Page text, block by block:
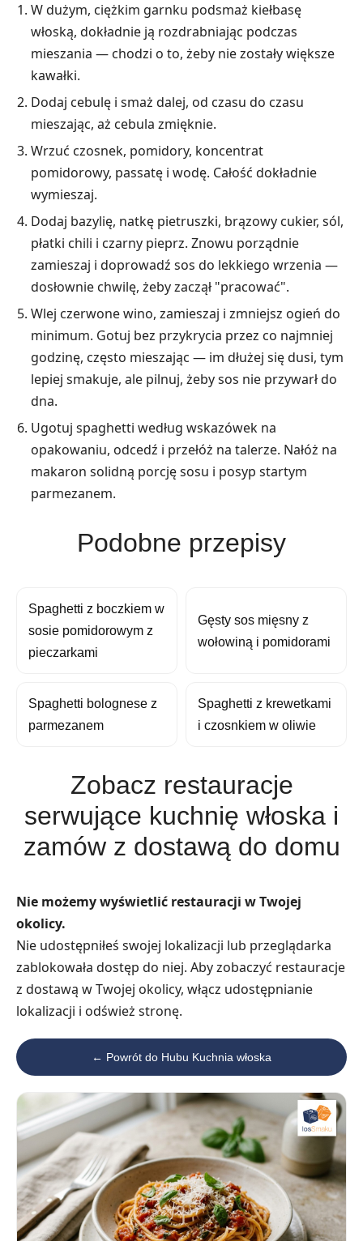
W dużym, ciężkim garnku podsmaż kiełbasę
włoską, dokładnie ją rozdrabniając podczas
mieszania — chodzi o to, żeby nie zostały większe
kawałki.
Dodaj cebulę i smaż dalej, od czasu do czasu
mieszając, aż cebula zmięknie.
Wrzuć czosnek, pomidory, koncentrat
pomidorowy, passatę i wodę. Całość dokładnie
wymieszaj.
Dodaj bazylię, natkę pietruszki, brązowy cukier, sól,
płatki chili i czarny pieprz. Znowu porządnie
zamieszaj i doprowadź sos do lekkiego wrzenia —
dosłownie chwilę, żeby zaczął "pracować".
Wlej czerwone wino, zamieszaj i zmniejsz ogień do
minimum. Gotuj bez przykrycia przez co najmniej
godzinę, często mieszając — im dłużej się dusi, tym
lepiej smakuje, ale pilnuj, żeby sos nie przywarł do
dna.
Ugotuj spaghetti według wskazówek na
opakowaniu, odcedź i przełóż na talerze. Nałóż na
makaron solidną porcję sosu i posyp startym
parmezanem.
Podobne przepisy
Spaghetti z boczkiem w
sosie pomidorowym z
pieczarkami
Gęsty sos mięsny z
wołowiną i pomidorami
Spaghetti bolognese z
parmezanem
Spaghetti z krewetkami
i czosnkiem w oliwie
Zobacz restauracje
serwujące kuchnię włoska i
zamów z dostawą do domu
Nie możemy wyświetlić restauracji w Twojej
okolicy.
Nie udostępniłeś swojej lokalizacji lub przeglądarka
zablokowała dostęp do niej. Aby zobaczyć restauracje
z dostawą w Twojej okolicy, włącz udostępnianie
lokalizacji i odśwież stronę.
← Powrót do Hubu Kuchnia włoska